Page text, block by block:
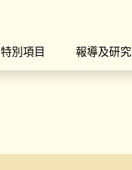
特別項目 報導及研究